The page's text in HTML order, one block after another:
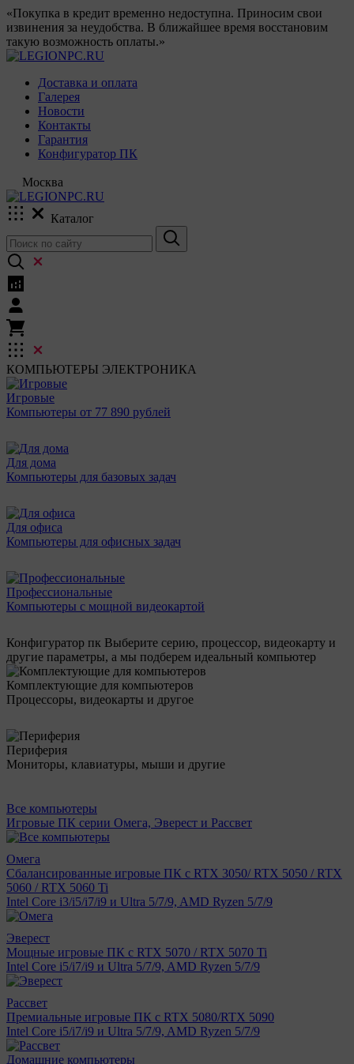
«Покупка в кредит временно недоступна. Приносим свои
извинения за неудобства. В ближайшее время восстановим
такую возможность оплаты.»
Доставка и оплата
Галерея
Новости
Контакты
Гарантия
Конфигуратор ПК
Москва
Каталог
КОМПЬЮТЕРЫ ЭЛЕКТРОНИКА
Игровые
Компьютеры от 77 890 рублей
Для дома
Компьютеры для базовых задач
Для офиса
Компьютеры для офисных задач
Профессиональные
Компьютеры с мощной видеокартой
Конфигуратор пк Выберите серию, процессор, видеокарту и
другие параметры, а мы подберем идеальный компьютер
Комплектующие для компьютеров
Процессоры, видеокарты и другое
Периферия
Мониторы, клавиатуры, мыши и другие
Все компьютеры
Игровые ПК серии Омега, Эверест и Рассвет
Омега
Сбалансированные игровые ПК с RTX 3050/ RTX 5050 / RTX
5060 / RTX 5060 Ti
Intel Core i3/i5/i7/i9 и Ultra 5/7/9, AMD Ryzen 5/7/9
Эверест
Мощные игровые ПК с RTX 5070 / RTX 5070 Ti
Intel Core i5/i7/i9 и Ultra 5/7/9, AMD Ryzen 5/7/9
Рассвет
Премиальные игровые ПК с RTX 5080/RTX 5090
Intel Core i5/i7/i9 и Ultra 5/7/9, AMD Ryzen 5/7/9
Домашние компьютеры